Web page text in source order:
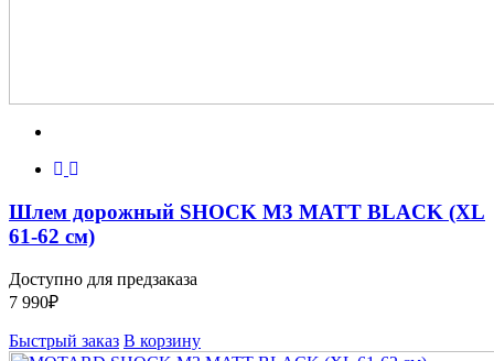
Шлем дорожный SHOCK M3 MATT BLACK (XL
61-62 см)
Доступно для предзаказа
7 990₽
Быстрый заказ В корзину